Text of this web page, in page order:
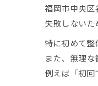
福岡市中央区
失敗しないた
特に初めて整
また、無理
例えば「初